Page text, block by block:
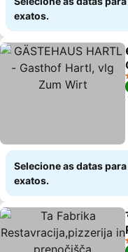
exatos.
Selecione as datas
exatos.